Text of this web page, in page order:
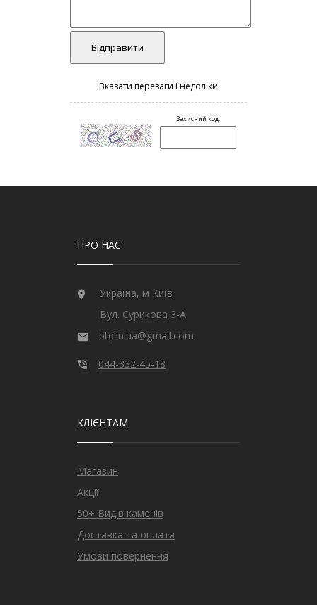
ПРО НАС
Україна, м Київ
Вул. Сурикова 3-А
btq.in.ua@gmail.com
044-332-45-18
КЛІЄНТАМ
Магазин
Акції
50+ Видів каменів
Доставка та оплата
Умови повернення